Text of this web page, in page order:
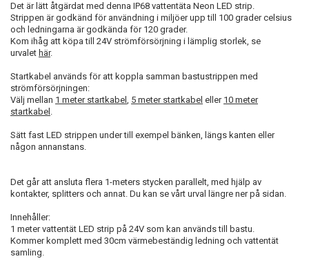
Det är lätt åtgärdat med denna IP68 vattentäta Neon LED strip.
Strippen är godkänd för användning i miljöer upp till 100 grader celsius
och ledningarna är godkända för 120 grader.
Kom ihåg att köpa till 24V strömförsörjning i lämplig storlek, se
urvalet här.
Startkabel används för att koppla samman bastustrippen med
strömförsörjningen:
Välj mellan 1 meter startkabel , 5 meter startkabel eller 10 meter
startkabel .
Sätt fast LED strippen under till exempel bänken, längs kanten eller
någon annanstans.
Det går att ansluta flera 1-meters stycken parallelt, med hjälp av
kontakter, splitters och annat. Du kan se vårt urval längre ner på sidan.
Innehåller:
1 meter vattentät LED strip på 24V som kan används till bastu.
Kommer komplett med 30cm värmebeständig ledning och vattentät
samling.